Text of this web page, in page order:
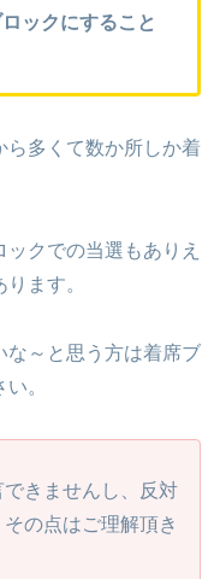
ックにすること
ら多くて数か所しか着
クでの当選もありえ
ます。
な～と思う方は着席ブ
。
きませんし、反対
の点はご理解頂き